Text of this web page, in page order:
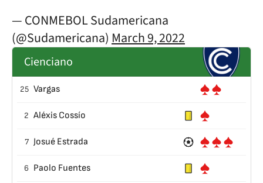
— CONMEBOL Sudamericana
(@Sudamericana) March 9, 2022
Cienciano
25 Vargas
2 Aléxis Cossío
7 Josué Estrada
6 Paolo Fuentes